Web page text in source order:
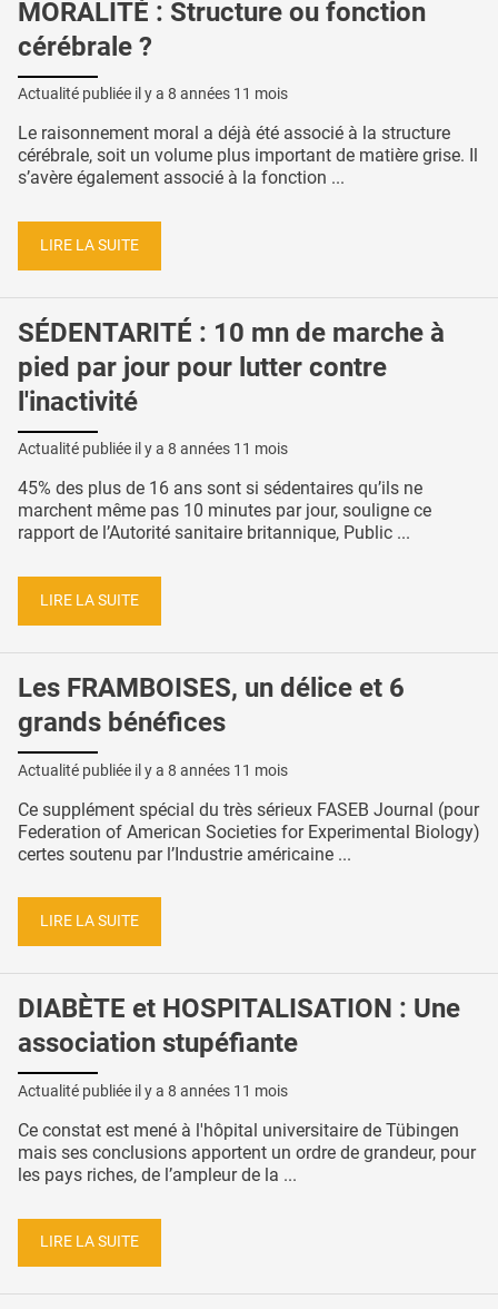
MORALITÉ : Structure ou fonction
cérébrale ?
Actualité publiée il y a 8 années 11 mois
Le raisonnement moral a déjà été associé à la structure
cérébrale, soit un volume plus important de matière grise. Il
s’avère également associé à la fonction ...
LIRE LA SUITE
SÉDENTARITÉ : 10 mn de marche à
pied par jour pour lutter contre
l'inactivité
Actualité publiée il y a 8 années 11 mois
45% des plus de 16 ans sont si sédentaires qu’ils ne
marchent même pas 10 minutes par jour, souligne ce
rapport de l’Autorité sanitaire britannique, Public ...
LIRE LA SUITE
Les FRAMBOISES, un délice et 6
grands bénéfices
Actualité publiée il y a 8 années 11 mois
Ce supplément spécial du très sérieux FASEB Journal (pour
Federation of American Societies for Experimental Biology)
certes soutenu par l’Industrie américaine ...
LIRE LA SUITE
DIABÈTE et HOSPITALISATION : Une
association stupéfiante
Actualité publiée il y a 8 années 11 mois
Ce constat est mené à l'hôpital universitaire de Tübingen
mais ses conclusions apportent un ordre de grandeur, pour
les pays riches, de l’ampleur de la ...
LIRE LA SUITE